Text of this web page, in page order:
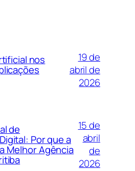
nos
19 de
abril de
2026
de
Por que a
Melhor Agência
15 de
abril
de
2026